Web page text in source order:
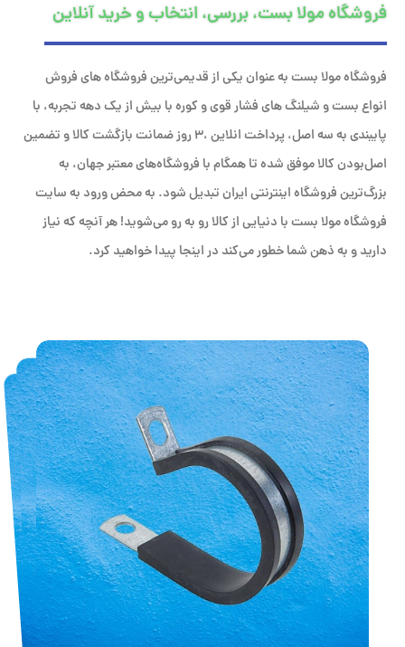
فروشگاه مولا بست، بررسی، انتخاب و خرید آنلاین
فروشگاه مولا بست به عنوان یکی از قدیمی‌ترین فروشگاه های فروش
انواع بست و شیلنگ های فشار قوی و کوره با بیش از یک دهه تجربه، با
پایبندی به سه اصل، پرداخت انلاین ،۳ روز ضمانت بازگشت کالا و تضمین
اصل‌بودن کالا موفق شده تا همگام با فروشگاه‌های معتبر جهان، به
بزرگ‌ترین فروشگاه اینترنتی ایران تبدیل شود. به محض ورود به سایت
فروشگاه مولا بست با دنیایی از کالا رو به رو می‌شوید! هر آنچه که نیاز
دارید و به ذهن شما خطور می‌کند در اینجا پیدا خواهید کرد.